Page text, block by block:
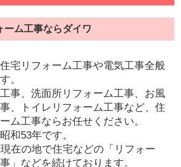
ーム工事ならダイワ
宅リフォーム工事や電気工事全般
。
事、洗面所リフォーム工事、お風
、トイレリフォーム工事など、住
ム工事ならお任せください。
和53年です。
在の地で住宅などの「リフォー
」などを続けております。